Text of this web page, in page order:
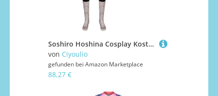
Soshiro Hoshina Cosplay Kostüm Mina Ashiro Cosplay Jumpsuit Kampfanzug KAFKA HIBINO Anime Rollenspiel Outfit Bodysuit Full Set mit Perücke Uniform für Halloween Karneval Party
von Ciyoulio
gefunden bei Amazon Marketplace
88,27 €